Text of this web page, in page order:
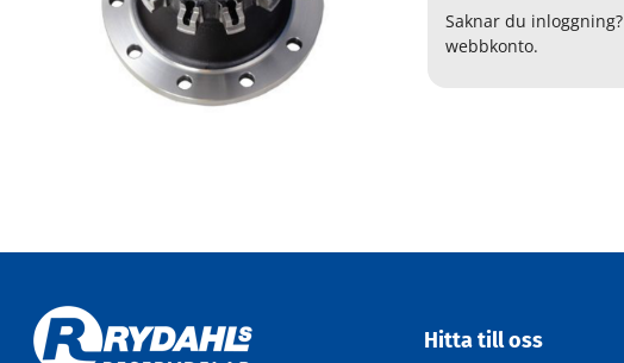
Saknar du inloggning?
webbkonto.
Hitta till oss